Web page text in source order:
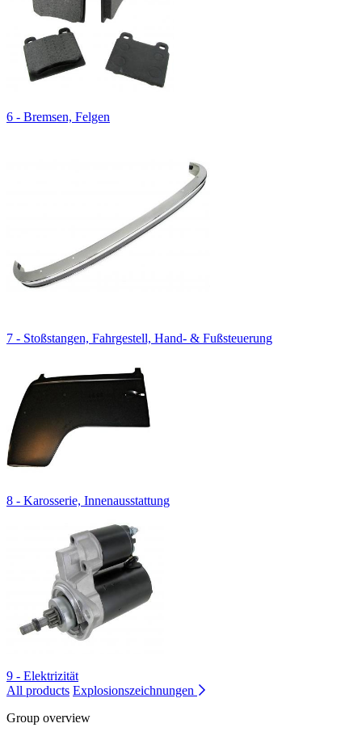
6 - Bremsen, Felgen
7 - Stoßstangen, Fahrgestell, Hand- & Fußsteuerung
8 - Karosserie, Innenausstattung
9 - Elektrizität
All products Explosionszeichnungen
Group overview